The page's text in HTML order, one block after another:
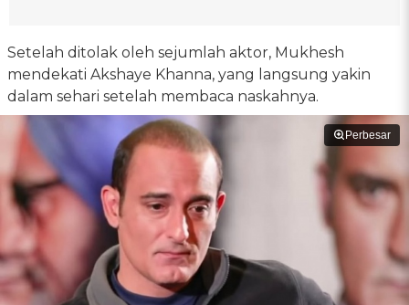
Setelah ditolak oleh sejumlah aktor, Mukhesh
mendekati Akshaye Khanna, yang langsung yakin
dalam sehari setelah membaca naskahnya.
Perbesar